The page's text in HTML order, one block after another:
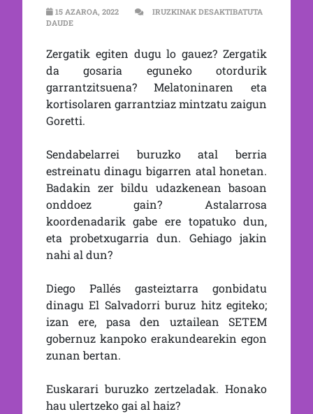
15 AZAROA, 2022
IRUZKINAK DESAKTIBATUTA
DAUDE2×02: MELATONINA VS KORTISOL; SENDABELARRAK,
Zergatik egiten dugu lo gauez? Zergatik
da gosaria eguneko otordurik
garrantzitsuena? Melatoninaren eta
kortisolaren garrantziaz mintzatu zaigun
Goretti.
Sendabelarrei buruzko atal berria
estreinatu dinagu bigarren atal honetan.
Badakin zer bildu udazkenean basoan
onddoez gain? Astalarrosa
koordenadarik gabe ere topatuko dun,
eta probetxugarria dun. Gehiago jakin
nahi al dun?
Diego Pallés gasteiztarra gonbidatu
dinagu El Salvadorri buruz hitz egiteko;
izan ere, pasa den uztailean SETEM
gobernuz kanpoko erakundearekin egon
zunan bertan.
Euskarari buruzko zertzeladak. Honako
hau ulertzeko gai al haiz?